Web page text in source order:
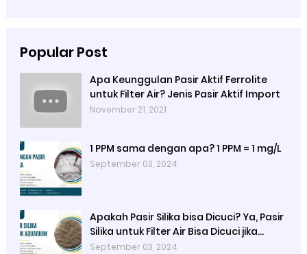
Popular Post
Apa Keunggulan Pasir Aktif Ferrolite
untuk Filter Air? Jenis Pasir Aktif Import
November 21, 2021
1 PPM sama dengan apa? 1 PPM = 1 mg/L
September 03, 2024
Apakah Pasir Silika bisa Dicuci? Ya, Pasir
Silika untuk Filter Air Bisa Dicuci jika
Sudah Kotor
September 03, 2024